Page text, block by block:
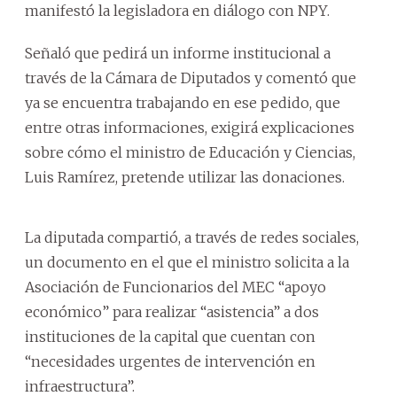
manifestó la legisladora en diálogo con NPY.
Señaló que pedirá un informe institucional a
través de la Cámara de Diputados y comentó que
ya se encuentra trabajando en ese pedido, que
entre otras informaciones, exigirá explicaciones
sobre cómo el ministro de Educación y Ciencias,
Luis Ramírez, pretende utilizar las donaciones.
La diputada compartió, a través de redes sociales,
un documento en el que el ministro solicita a la
Asociación de Funcionarios del MEC “apoyo
económico” para realizar “asistencia” a dos
instituciones de la capital que cuentan con
“necesidades urgentes de intervención en
infraestructura”.